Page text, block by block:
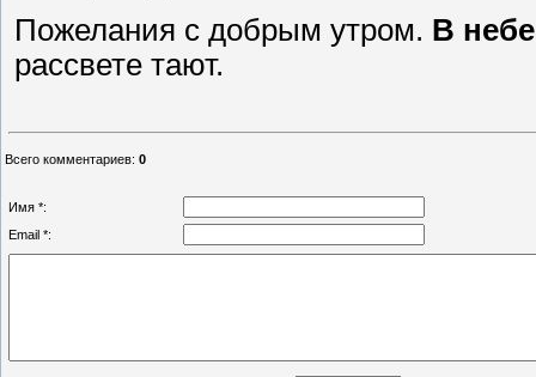
Пожелания с добрым утром. В небе
рассвете тают.
Всего комментариев: 0
Имя *:
Email *: